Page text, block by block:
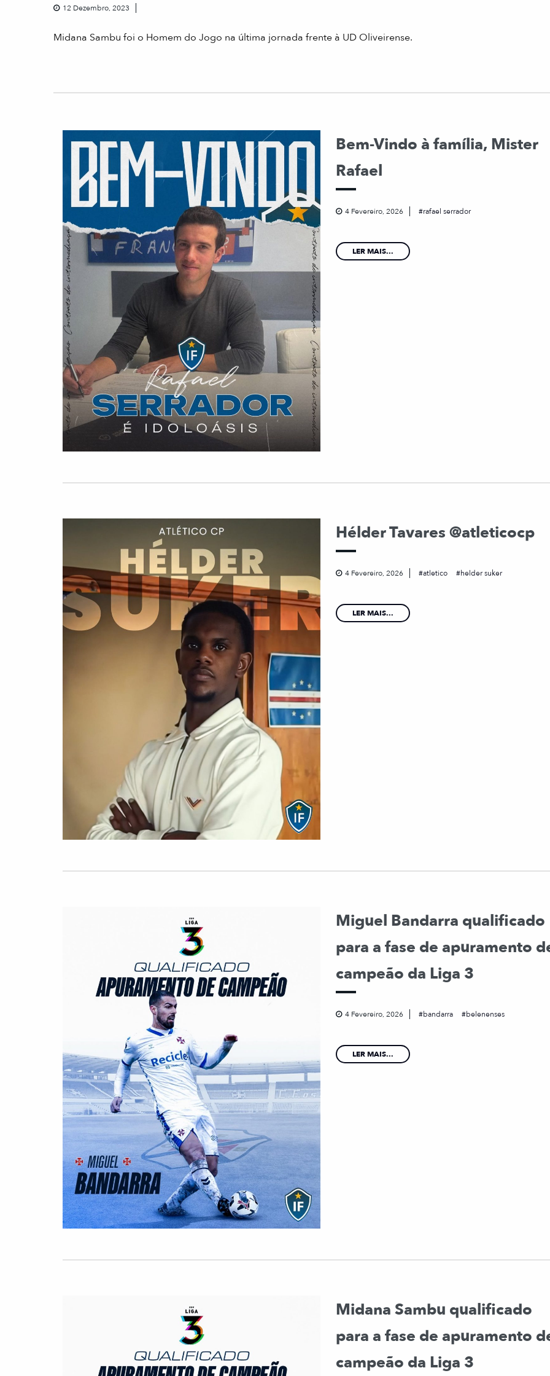
12 Dezembro, 2023
Midana Sambu foi o Homem do Jogo na última jornada frente à UD Oliveirense.
Bem-Vindo à família, Mister
Rafael
4 Fevereiro, 2026 rafael serrador
LER MAIS...
Hélder Tavares @atleticocp
4 Fevereiro, 2026 atletico helder suker
LER MAIS...
Miguel Bandarra qualificado
para a fase de apuramento
campeão da Liga 3
4 Fevereiro, 2026 bandarra belenenses
LER MAIS...
Midana Sambu qualificado
para a fase de apuramento
campeão da Liga 3